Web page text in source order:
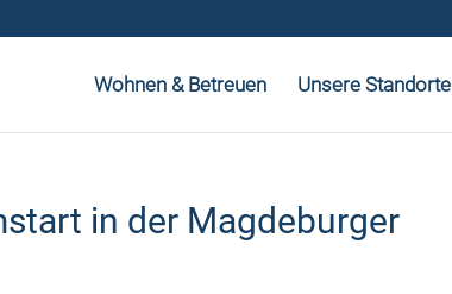
Wohnen & Betreuen Unsere Standorte
in der Magdeburger